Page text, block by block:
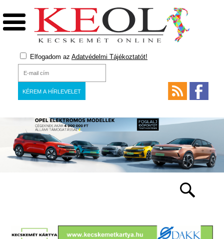
Elfogadom az Adatvédelmi Tájékoztatót!